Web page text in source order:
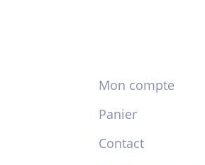
Mon compte
Panier
Contact